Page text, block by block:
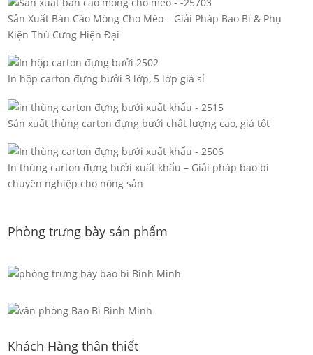
Sản Xuất Bàn Cào Móng Cho Mèo – Giải Pháp Bao Bì & Phụ
Kiện Thú Cưng Hiện Đại
In hộp carton đựng bưởi 3 lớp, 5 lớp giá sỉ
Sản xuất thùng carton đựng bưởi chất lượng cao, giá tốt
In thùng carton đựng bưởi xuất khẩu – Giải pháp bao bì
chuyên nghiệp cho nông sản
Phòng trưng bày sản phẩm
Khách Hàng thân thiết